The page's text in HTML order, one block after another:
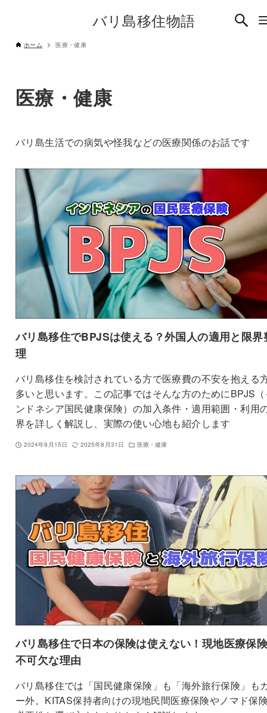
バリ島移住物語
ホーム 医療・健康
医療・健康
バリ島生活での病気や怪我などの医療関係のお話です
バリ島移住でBPJSは使える？外国人の適用と限界
理
バリ島移住を検討されている方で医療費の不安を抱える
多いと思います。この記事ではそんな方のためにBPJS
ンドネシア国民健康保険）の加入条件・適用範囲・利用
界を詳しく解説し、実際の使い心地も紹介します
2024年9月15日 2025年8月31日 医療・健康
バリ島移住で日本の保険は使えない！現地医療保
不可欠な理由
バリ島移住では「国民健康保険」も「海外旅行保険」も
ー外。KITAS保持者向けの現地民間医療保険やノマド保